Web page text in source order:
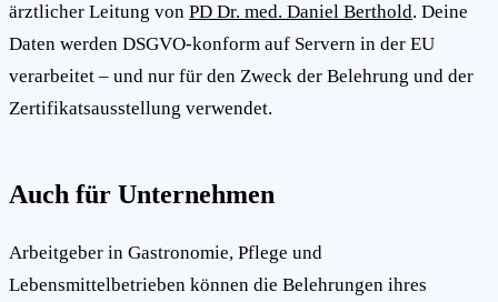
ärztlicher Leitung von PD Dr. med. Daniel Berthold. Deine
Daten werden DSGVO-konform auf Servern in der EU
verarbeitet – und nur für den Zweck der Belehrung und der
Zertifikatsausstellung verwendet.
Auch für Unternehmen
Arbeitgeber in Gastronomie, Pflege und
Lebensmittelbetrieben können die Belehrungen ihres